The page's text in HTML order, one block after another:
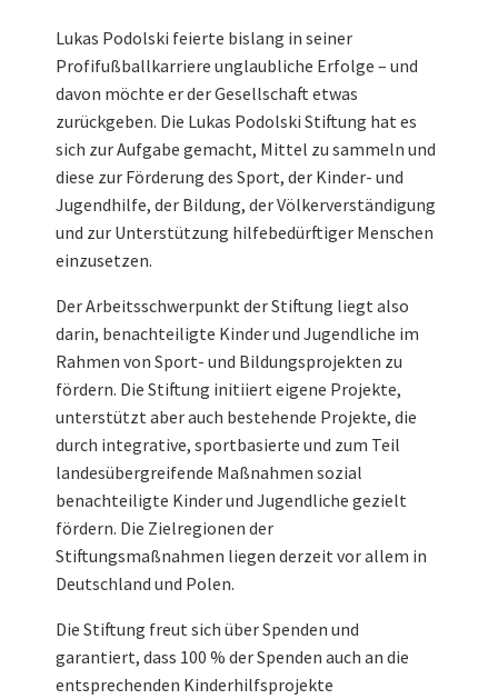
Lukas Podolski feierte bislang in seiner
Profifußballkarriere unglaubliche Erfolge – und
davon möchte er der Gesellschaft etwas
zurückgeben. Die Lukas Podolski Stiftung hat es
sich zur Aufgabe gemacht, Mittel zu sammeln und
diese zur Förderung des Sport, der Kinder- und
Jugendhilfe, der Bildung, der Völkerverständigung
und zur Unterstützung hilfebedürftiger Menschen
einzusetzen.
Der Arbeitsschwerpunkt der Stiftung liegt also
darin, benachteiligte Kinder und Jugendliche im
Rahmen von Sport- und Bildungsprojekten zu
fördern. Die Stiftung initiiert eigene Projekte,
unterstützt aber auch bestehende Projekte, die
durch integrative, sportbasierte und zum Teil
landesübergreifende Maßnahmen sozial
benachteiligte Kinder und Jugendliche gezielt
fördern. Die Zielregionen der
Stiftungsmaßnahmen liegen derzeit vor allem in
Deutschland und Polen.
Die Stiftung freut sich über Spenden und
garantiert, dass 100 % der Spenden auch an die
entsprechenden Kinderhilfsprojekte